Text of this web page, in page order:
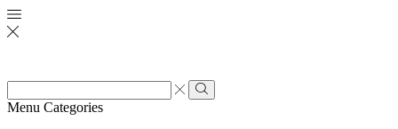
Zone
de
Rechercher
Menu Categories